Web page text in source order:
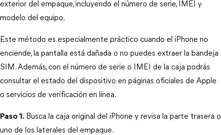
exterior del empaque, incluyendo el número de serie, IMEI y
modelo del equipo.
Este método es especialmente práctico cuando el iPhone no
enciende, la pantalla está dañada o no puedes extraer la bandeja
SIM. Además, con el número de serie o IMEI de la caja podrás
consultar el estado del dispositivo en páginas oficiales de Apple
o servicios de verificación en línea.
Paso 1. Busca la caja original del iPhone y revisa la parte trasera o
uno de los laterales del empaque.